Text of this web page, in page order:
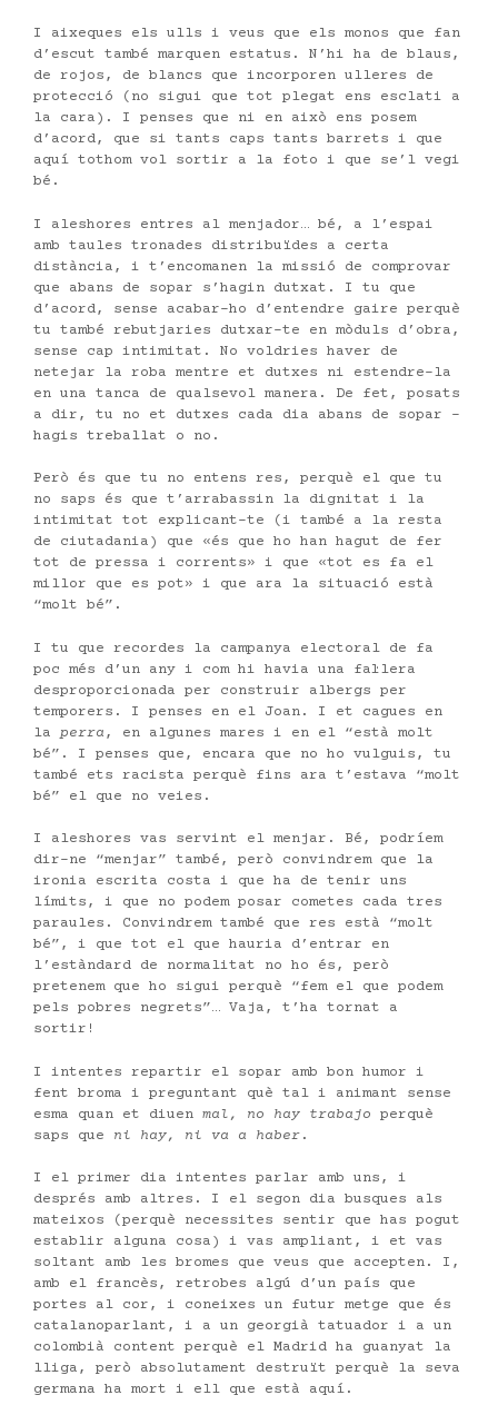
I aixeques els ulls i veus que els monos que fan
d’escut també marquen estatus. N’hi ha de blaus,
de rojos, de blancs que incorporen ulleres de
protecció (no sigui que tot plegat ens esclati a
la cara). I penses que ni en això ens posem
d’acord, que si tants caps tants barrets i que
aquí tothom vol sortir a la foto i que se’l vegi
bé.
I aleshores entres al menjador… bé, a l’espai
amb taules tronades distribuïdes a certa
distància, i t’encomanen la missió de comprovar
que abans de sopar s’hagin dutxat. I tu que
d’acord, sense acabar-ho d’entendre gaire perquè
tu també rebutjaries dutxar-te en mòduls d’obra,
sense cap intimitat. No voldries haver de
netejar la roba mentre et dutxes ni estendre-la
en una tanca de qualsevol manera. De fet, posats
a dir, tu no et dutxes cada dia abans de sopar –
hagis treballat o no.
Però és que tu no entens res, perquè el que tu
no saps és que t’arrabassin la dignitat i la
intimitat tot explicant-te (i també a la resta
de ciutadania) que «és que ho han hagut de fer
tot de pressa i corrents» i que «tot es fa el
millor que es pot» i que ara la situació està
“molt bé”.
I tu que recordes la campanya electoral de fa
poc més d’un any i com hi havia una fal·lera
desproporcionada per construir albergs per
temporers. I penses en el Joan. I et cagues en
la perra , en algunes mares i en el “està molt
bé”. I penses que, encara que no ho vulguis, tu
també ets racista perquè fins ara t’estava “molt
bé” el que no veies.
I aleshores vas servint el menjar. Bé, podríem
dir-ne “menjar” també, però convindrem que la
ironia escrita costa i que ha de tenir uns
límits, i que no podem posar cometes cada tres
paraules. Convindrem també que res està “molt
bé”, i que tot el que hauria d’entrar en
l’estàndard de normalitat no ho és, però
pretenem que ho sigui perquè “fem el que podem
pels pobres negrets”… Vaja, t’ha tornat a
sortir!
I intentes repartir el sopar amb bon humor i
fent broma i preguntant què tal i animant sense
esma quan et diuen mal, no hay trabajo perquè
saps que ni hay, ni va a haber .
I el primer dia intentes parlar amb uns, i
després amb altres. I el segon dia busques als
mateixos (perquè necessites sentir que has pogut
establir alguna cosa) i vas ampliant, i et vas
soltant amb les bromes que veus que accepten. I,
amb el francès, retrobes algú d’un país que
portes al cor, i coneixes un futur metge que és
catalanoparlant, i a un georgià tatuador i a un
colombià content perquè el Madrid ha guanyat la
lliga, però absolutament destruït perquè la seva
germana ha mort i ell que està aquí.